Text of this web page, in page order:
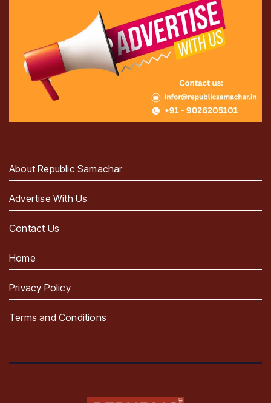
About Republic Samachar
Advertise With Us
Contact Us
Home
Privacy Policy
Terms and Conditions